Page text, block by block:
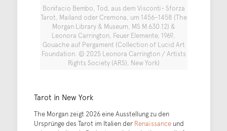
Bonifacio Bembo, Tod, aus dem Visconti- Sforza
Tarot, Mailand oder Cremona, um 1456–1458 (The
Morgan Library & Museum, MS M.630.12) &
Leonora Carrington, Feuer Elemente, 1969,
Gouache auf Pergament (Collection of Lucid Art
Foundation. © 2025 Leonora Carrington / Artists
Rights Society (ARS), New York)
Tarot in New York
The Morgan zeigt 2026 eine Ausstellung zu den
Ursprünge des Tarot im Italien der Renaissanceund